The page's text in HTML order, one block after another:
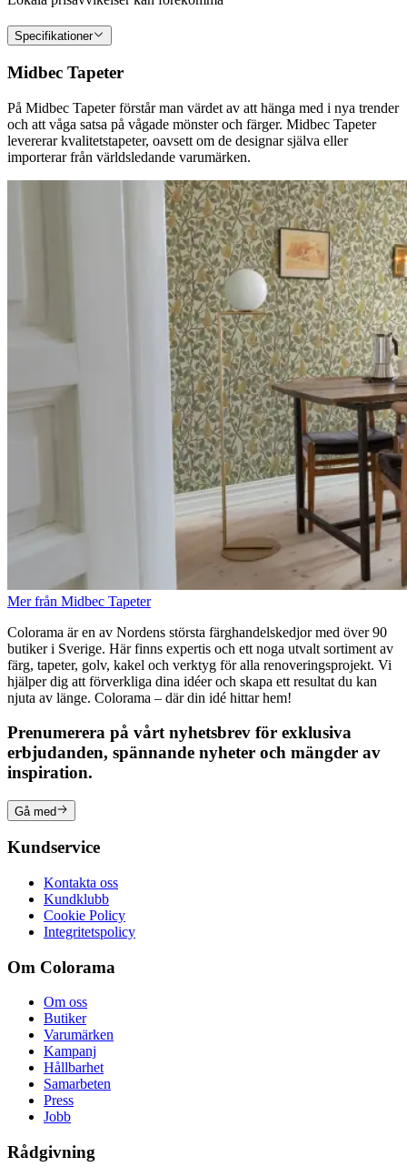
Specifikationer
Midbec Tapeter
På Midbec Tapeter förstår man värdet av att hänga med i nya trender
och att våga satsa på vågade mönster och färger. Midbec Tapeter
levererar kvalitetstapeter, oavsett om de designar själva eller
importerar från världsledande varumärken.
Mer från Midbec Tapeter
Colorama är en av Nordens största färghandelskedjor med över 90
butiker i Sverige. Här finns expertis och ett noga utvalt sortiment av
färg, tapeter, golv, kakel och verktyg för alla renoveringsprojekt. Vi
hjälper dig att förverkliga dina idéer och skapa ett resultat du kan
njuta av länge. Colorama – där din idé hittar hem!
Prenumerera på vårt nyhetsbrev för exklusiva
erbjudanden, spännande nyheter och mängder av
inspiration.
Gå med
Kundservice
Kontakta oss
Kundklubb
Cookie Policy
Integritetspolicy
Om Colorama
Om oss
Butiker
Varumärken
Kampanj
Hållbarhet
Samarbeten
Press
Jobb
Rådgivning